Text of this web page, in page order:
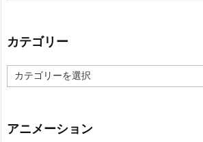
カテゴリー
テ
ー
アニメーション